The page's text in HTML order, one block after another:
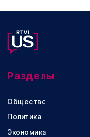
Разделы
Общество
Политика
Экономика